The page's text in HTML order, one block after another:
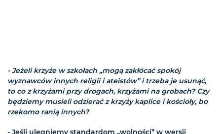
- Jeżeli krzyże w szkołach „mogą zakłócać spokój
wyznawców innych religii i ateistów” i trzeba je usunąć,
to co z krzyżami przy drogach, krzyżami na grobach? Czy
będziemy musieli odzierać z krzyży kaplice i kościoły, bo
rzekomo ranią innych?
- Jeśli ulegniemy standardom „wolności” w wersji